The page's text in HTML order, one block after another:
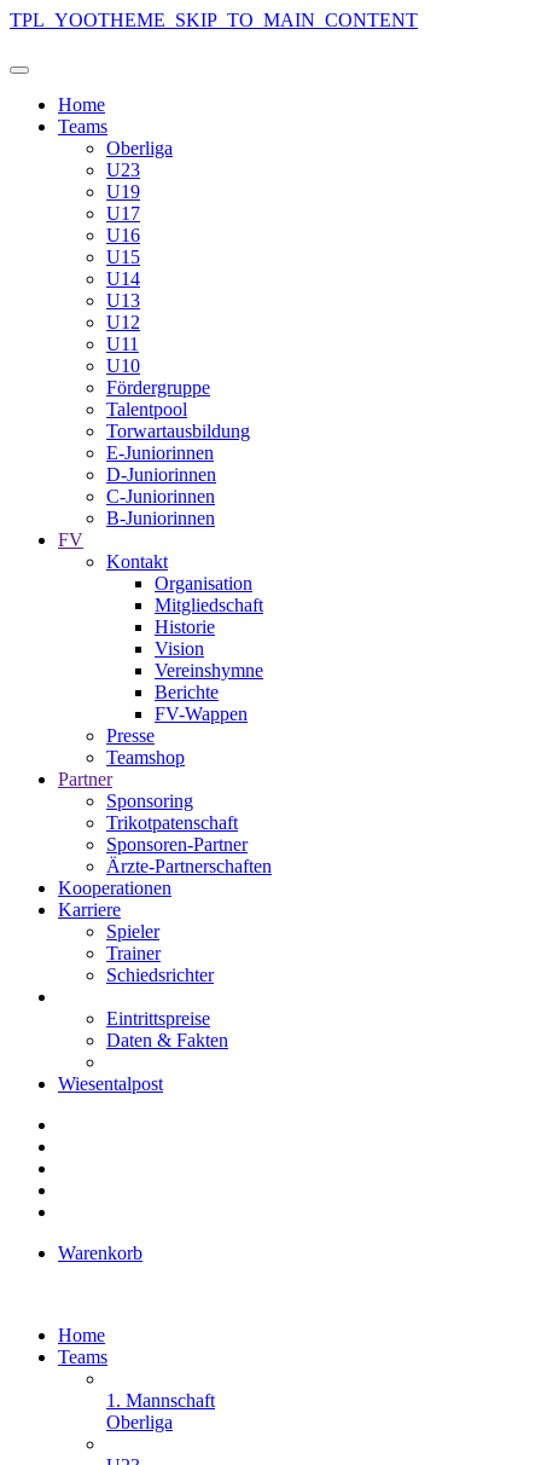
TPL_YOOTHEME_SKIP_TO_MAIN_CONTENT
Home
Teams
Oberliga
U23
U19
U17
U16
U15
U14
U13
U12
U11
U10
Fördergruppe
Talentpool
Torwartausbildung
E-Juniorinnen
D-Juniorinnen
C-Juniorinnen
B-Juniorinnen
FV
Kontakt
Organisation
Mitgliedschaft
Historie
Vision
Vereinshymne
Berichte
FV-Wappen
Presse
Teamshop
Partner
Sponsoring
Trikotpatenschaft
Sponsoren-Partner
Ärzte-Partnerschaften
Kooperationen
Karriere
Spieler
Trainer
Schiedsrichter
Eintrittspreise
Daten & Fakten
Wiesentalpost
Warenkorb
Home
Teams
1. Mannschaft
Oberliga